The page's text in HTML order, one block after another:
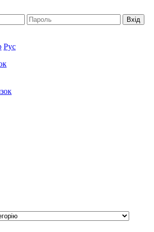
Вхід
Рус